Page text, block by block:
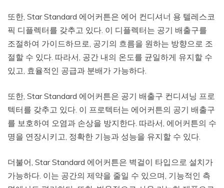
또한, Star Standard 에어커튼은 에어 컨디셔너 용 텔레스코
픽 디플렉터를 갖추고 있다. 이 디플렉터는 공기 배출구를
조절하여 가이드하므로, 공기의 흐름을 원하는 방향으로 조
절할 수 있다. 따라서, 공간 내의 온도를 균일하게 유지할 수
있고, 효율적인 공급과 분배가 가능하다.
또한, Star Standard 에어커튼은 공기 배출구 컨디셔닝 프로
텍터를 갖추고 있다. 이 프로텍터는 에어커튼의 공기 배출구
를 보호하여 오염과 손상을 방지한다. 따라서, 에어커튼의 수
명을 연장시키고, 정확한 기능과 성능을 유지할 수 있다.
더불어, Star Standard 에어커튼은 벽걸이 타입으로 설치가
가능하다. 이는 공간의 제약을 줄일 수 있으며, 기능적인 측